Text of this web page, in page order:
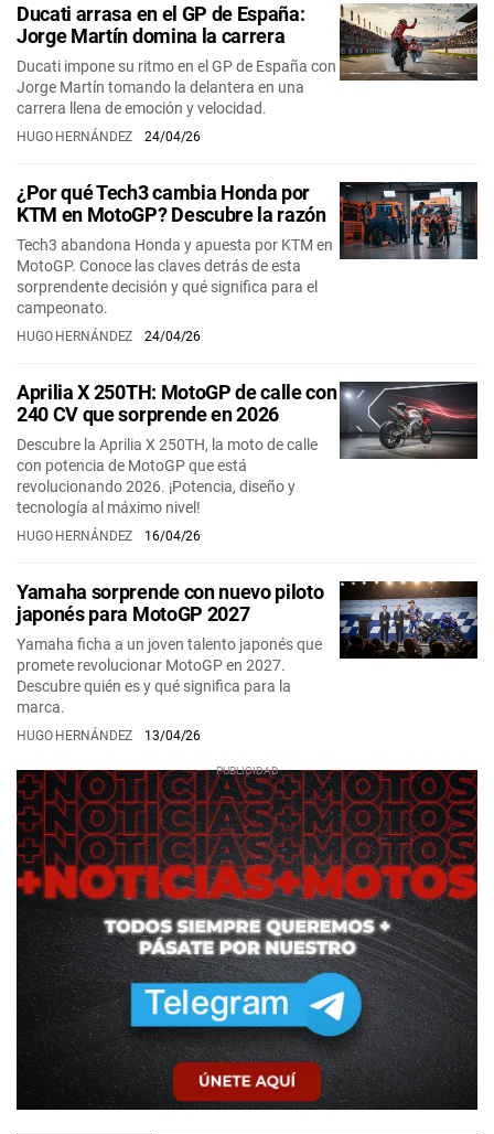
Ducati arrasa en el GP de España:
Jorge Martín domina la carrera
Ducati impone su ritmo en el GP de España con
Jorge Martín tomando la delantera en una
carrera llena de emoción y velocidad.
HUGO HERNÁNDEZ 24/04/26
¿Por qué Tech3 cambia Honda por
KTM en MotoGP? Descubre la razón
Tech3 abandona Honda y apuesta por KTM en
MotoGP. Conoce las claves detrás de esta
sorprendente decisión y qué significa para el
campeonato.
HUGO HERNÁNDEZ 24/04/26
Aprilia X 250TH: MotoGP de calle con
240 CV que sorprende en 2026
Descubre la Aprilia X 250TH, la moto de calle
con potencia de MotoGP que está
revolucionando 2026. ¡Potencia, diseño y
tecnología al máximo nivel!
HUGO HERNÁNDEZ 16/04/26
Yamaha sorprende con nuevo piloto
japonés para MotoGP 2027
Yamaha ficha a un joven talento japonés que
promete revolucionar MotoGP en 2027.
Descubre quién es y qué significa para la
marca.
HUGO HERNÁNDEZ 13/04/26